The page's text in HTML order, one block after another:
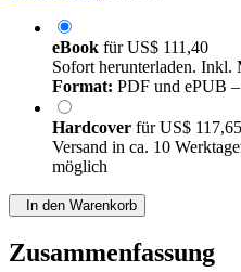
eBook fürUS$ 111,40
Sofort herunterladen. Inkl.
Format: PDF und ePUB
Hardcover fürUS$ 117,65
Versand in ca. 10
möglich
In den Warenkorb
Zusammenfassung